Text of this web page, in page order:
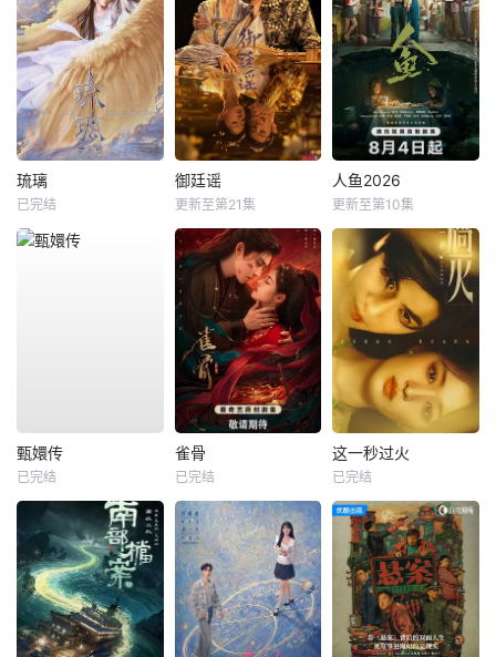
琉璃
已完结
御廷谣
更新至第21集
人鱼2026
更新至第10集
甄嬛传
已完结
雀骨
已完结
这一秒过火
已完结